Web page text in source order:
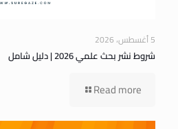
5 أغسطس، 2026
شروط نشر بحث علمي 2026 | دليل شامل
Read more